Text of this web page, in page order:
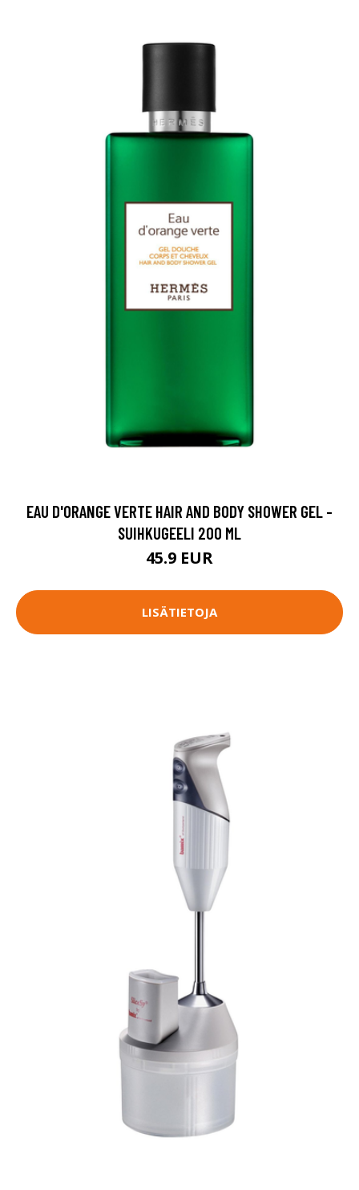
EAU D'ORANGE VERTE HAIR AND BODY SHOWER GEL -
SUIHKUGEELI 200 ML
45.9 EUR
LISÄTIETOJA